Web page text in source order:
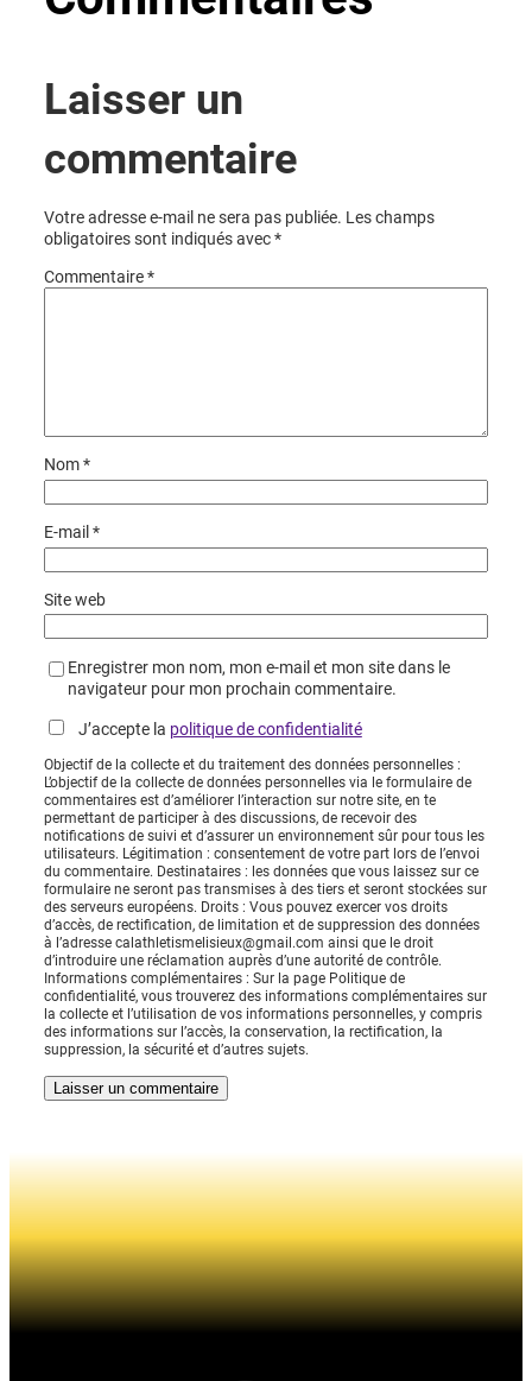
Laisser un
commentaire
Votre adresse e-mail ne sera pas publiée. Les champs
obligatoires sont indiqués avec*
Commentaire*
Nom*
E-mail *
Site web
Enregistrer mon nom, mon e-mail et mon site dans le
navigateur pour mon prochain commentaire.
J’accepte la politique de confidentialité
Objectif de la collecte et du traitement des données personnelles :
L’objectif de la collecte de données personnelles via le formulaire de
commentaires est d’améliorer l’interaction sur notre site, en te
permettant de participer à des discussions, de recevoir des
notifications de suivi et d’assurer un environnement sûr pour tous les
utilisateurs. Légitimation : consentement de votre part lors de l’envoi
du commentaire. Destinataires : les données que vous laissez sur ce
formulaire ne seront pas transmises à des tiers et seront stockées sur
des serveurs européens. Droits : Vous pouvez exercer vos droits
d’accès, de rectification, de limitation et de suppression des données
à l’adresse calathletismelisieux@gmail.com ainsi que le droit
d’introduire une réclamation auprès d’une autorité de contrôle.
Informations complémentaires : Sur la page Politique de
confidentialité, vous trouverez des informations complémentaires sur
la collecte et l’utilisation de vos informations personnelles, y compris
des informations sur l’accès, la conservation, la rectification, la
suppression, la sécurité et d’autres sujets.